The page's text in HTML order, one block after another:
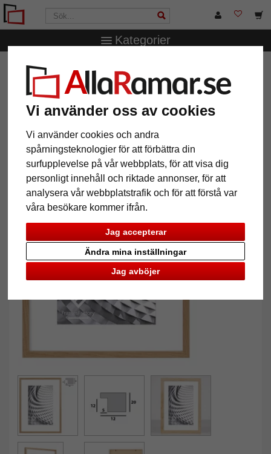
Vi använder oss av cookies
Vi använder cookies och andra
spårningsteknologier för att förbättra din
surfupplevelse på vår webbplats, för att visa dig
personligt innehåll och riktade annonser, för att
analysera vår webbplatstrafik och för att förstå var
våra besökare kommer ifrån.
Jag accepterar
Jag avböjer
Ändra mina inställningar
Kategorier
AllaRamar.se
Tisar Oak
Träram Tisar Oak